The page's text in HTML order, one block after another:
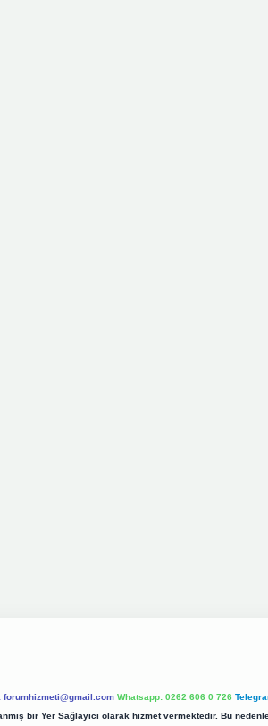
forumhizmeti@gmail.com Whatsapp: 0262 606 0 726
bir Yer Sağlayıcı olarak hizmet vermektedir. Bu